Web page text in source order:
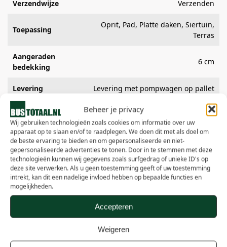
Beheer je privacy
Wij gebruiken technologieën zoals cookies om informatie over uw
apparaat op te slaan en/of te raadplegen. We doen dit met als doel om
de beste ervaring te bieden en om gepersonaliseerde en niet-
gepersonaliseerde advertenties te tonen. Door in te stemmen met deze
technologieën kunnen wij gegevens zoals surfgedrag of unieke ID's op
deze site verwerken. Als u geen toestemming geeft of uw toestemming
intrekt, kan dit een nadelige invloed hebben op bepaalde functies en
mogelijkheden.
Accepteren
Weigeren
Hoeveel heb ik nodig?
Verzendwijze Verzenden
Toepassing
Oprit, Pad, Platte daken, Siertuin,
Terras
Aangeraden
bedekking
6 cm
Levering Levering met pompwagen op pallet
Eigenschappen
Ecologisch & duurzaam,
Onderhoudsvriendelijk,
Onkruidwerend, Stroef,
Waterdoorlatend
Soort steen Split